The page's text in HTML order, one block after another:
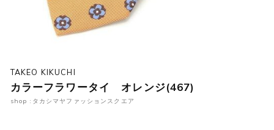
TAKEO KIKUCHI
カラーフラワータイ オレンジ(467)
shop :タカシマヤファッションスクエア